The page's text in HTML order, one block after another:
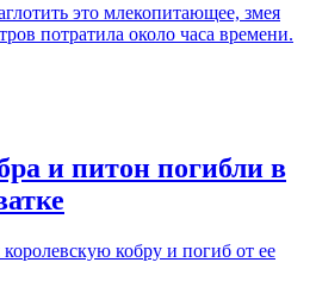
это млекопитающее, змея
потратила около часа времени.
и питон погибли в
кобру и погиб от ее